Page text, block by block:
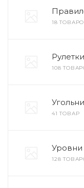
18
108
41 ТОВАР
Уровни
128